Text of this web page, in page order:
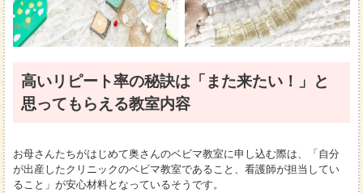
高いリピート率の秘訣は「また来たい！」と
思ってもらえる教室内容
お母さんたちがはじめて奥さんのベビマ教室に申し込む際は、「自分
が出産したクリニックのベビマ教室であること、看護師が担当してい
ること」が安心材料となっているそうです。